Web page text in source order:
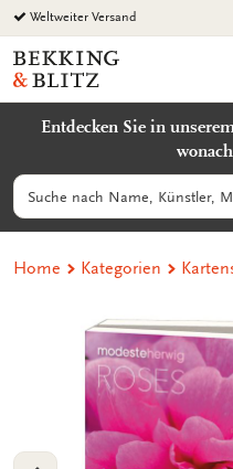
Zurück
zum
Inhalt
Weltweiter Versand
Bekking
&
Uitgevers
Entdecken Sie in
Suchen
Home Kategorien